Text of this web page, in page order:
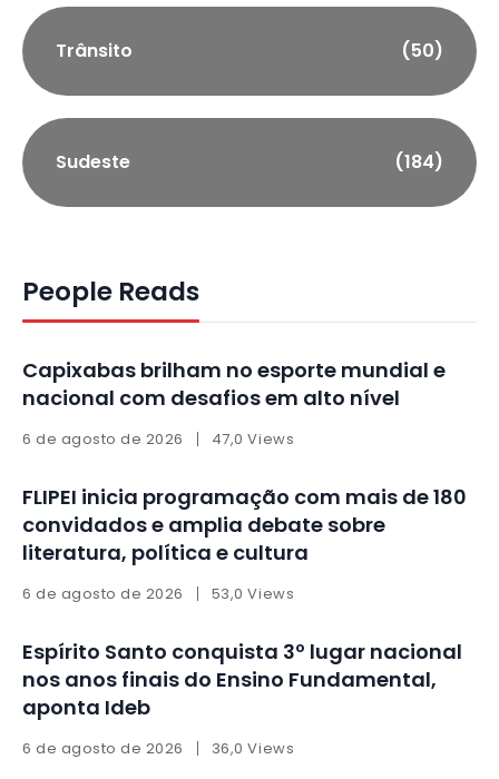
Trânsito (50)
Sudeste (184)
People Reads
Capixabas brilham no esporte mundial e
nacional com desafios em alto nível
6 de agosto de 2026 47,0 Views
FLIPEI inicia programação com mais de 180
convidados e amplia debate sobre
literatura, política e cultura
6 de agosto de 2026 53,0 Views
Espírito Santo conquista 3º lugar nacional
nos anos finais do Ensino Fundamental,
aponta Ideb
6 de agosto de 2026 36,0 Views